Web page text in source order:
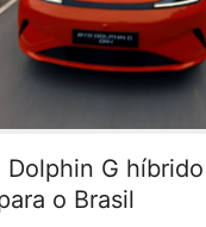
Dolphin G
o Brasil